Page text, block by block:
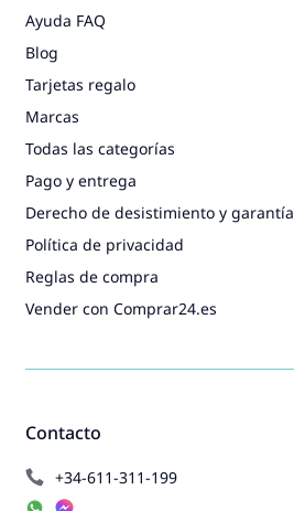
Contacto
+34-611-311-199
Ayuda FAQ
Blog
Tarjetas regalo
Marcas
Todas las categorías
Pago y entrega
Derecho de desistimiento y garantía
Política de privacidad
Reglas de compra
Vender con Comprar24.es